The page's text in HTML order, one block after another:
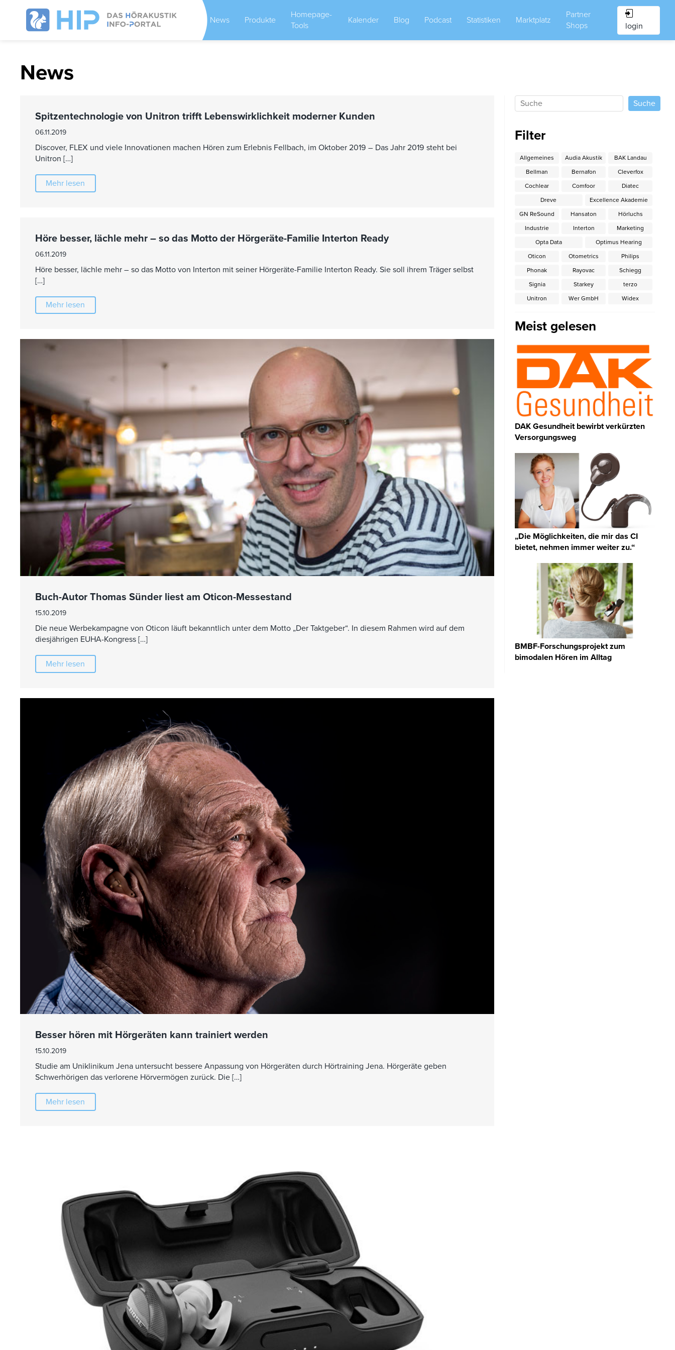
News Produkte
Homepage-
Tools
Kalender Blog Podcast Statistiken Marktplatz
Partner
Shops
login
News
Spitzentechnologie von Unitron trifft Lebenswirklichkeit moderner Kunden
06.11.2019
Discover, FLEX und viele Innovationen machen Hören zum Erlebnis Fellbach, im Oktober 2019 – Das Jahr 2019 steht bei
Unitron […]
Mehr lesen
Höre besser, lächle mehr – so das Motto der Hörgeräte-Familie Interton Ready
06.11.2019
Höre besser, lächle mehr – so das Motto von Interton mit seiner Hörgeräte-Familie Interton Ready. Sie soll ihrem Träger selbst
[…]
Mehr lesen
Buch-Autor Thomas Sünder liest am Oticon-Messestand
15.10.2019
Die neue Werbekampagne von Oticon läuft bekanntlich unter dem Motto „Der Taktgeber“. In diesem Rahmen wird auf dem
diesjährigen EUHA-Kongress […]
Mehr lesen
Besser hören mit Hörgeräten kann trainiert werden
15.10.2019
Studie am Uniklinikum Jena untersucht bessere Anpassung von Hörgeräten durch Hörtraining Jena. Hörgeräte geben
Schwerhörigen das verlorene Hörvermögen zurück. Die […]
Mehr lesen
Filter
Allgemeines Audia Akustik
BAK Landau
Bellman
Bernafon
Cleverfox
Cochlear
Comfoor
Diatec
Dreve
Excellence Akademie
GN ReSound
Hansaton
Hörluchs
Industrie
Interton
Marketing
Opta Data
Optimus Hearing
Oticon
Otometrics
Philips
Phonak
Rayovac
Schiegg
Signia
Starkey
terzo
Unitron
Wer GmbH Widex
Meist gelesen
DAK Gesundheit bewirbt verkürzten
Versorgungsweg
„Die Möglichkeiten, die mir das CI
bietet, nehmen immer weiter zu.“
BMBF-Forschungsprojekt zum
bimodalen Hören im Alltag